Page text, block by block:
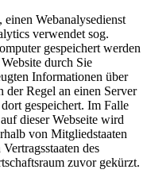
Webanalysedienst
verwendet sog.
gespeichert werden
durch Sie
Informationen über
der Regel an einen Server
gespeichert. Im Falle
dieser Webseite wird
von Mitgliedstaaten
des
zuvor gekürzt.